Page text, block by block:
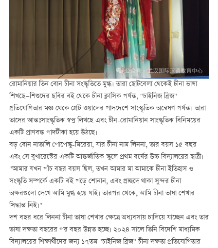
রোমানিয়ার তিন বোন চীনা সংস্কৃতিতে মুগ্ধ। তারা ছোটবেলা থেকেই চীনা ভাষা
শিখছে—শিশুদের ছবির বই থেকে চীনা ক্লাসিক পর্যন্ত, "চাইনিজ ব্রিজ"
প্রতিযোগিতার মঞ্চ থেকে গ্রেট ওয়ালের পাদদেশে সাংস্কৃতিক অন্বেষণ পর্যন্ত। তারা
তাদের আন্তঃসাংস্কৃতিক স্বপ্ন লিখছে এবং চীন-রোমানিয়ান সাংস্কৃতিক বিনিময়ের
একটি প্রাণবন্ত পাদটীকা হয়ে উঠছে।
বড় বোন নাতালি পোপেস্কু-মিরেয়া, যার চীনা নাম লিননা, তার বয়স ১৫ বছর
এবং সে বুখারেস্টের একটি আন্তর্জাতিক স্কুলে প্রথম বর্ষের উচ্চ বিদ্যালয়ের ছাত্রী।
"আমার যখন পাঁচ বছর বয়স ছিল, তখন আমার মা আমাকে চীনা ইতিহাস ও
সংস্কৃতি সম্পর্কে একটি বই পড়ে শোনান, এবং প্রচ্ছদে থাকা সুন্দর চীনা
অক্ষরগুলো দেখে আমি মুগ্ধ হয়ে যাই। তারপর থেকে, আমি চীনা ভাষা শেখার
সিদ্ধান্ত নিই।"
দশ বছর ধরে লিননা চীনা ভাষা শেখার ক্ষেত্রে অধ্যবসায় চালিয়ে যাচ্ছেন এবং তার
ভাষা দক্ষতা বছরের পর বছর উন্নত হচ্ছে। ২০২৪ সালে তিনি বিদেশি মাধ্যমিক
বিদ্যালয়ের শিক্ষার্থীদের জন্য ১৭তম "চাইনিজ ব্রিজ" চীনা দক্ষতা প্রতিযোগিতার